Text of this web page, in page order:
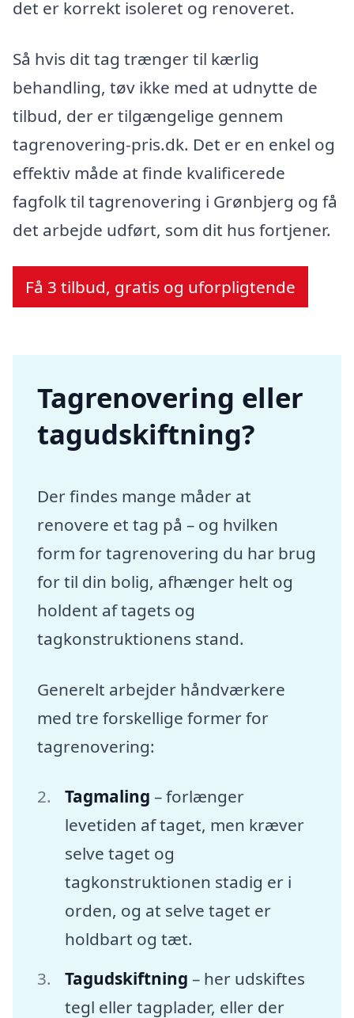
det er korrekt isoleret og renoveret.
Så hvis dit tag trænger til kærlig
behandling, tøv ikke med at udnytte de
tilbud, der er tilgængelige gennem
tagrenovering-pris.dk. Det er en enkel og
effektiv måde at finde kvalificerede
fagfolk til tagrenovering i Grønbjerg og få
det arbejde udført, som dit hus fortjener.
Få 3 tilbud, gratis og uforpligtende
Tagrenovering eller
tagudskiftning?
Der findes mange måder at
renovere et tag på – og hvilken
form for tagrenovering du har brug
for til din bolig, afhænger helt og
holdent af tagets og
tagkonstruktionens stand.
Generelt arbejder håndværkere
med tre forskellige former for
tagrenovering:
Tagmaling – forlænger
levetiden af taget, men kræver
selve taget og
tagkonstruktionen stadig er i
orden, og at selve taget er
holdbart og tæt.
Tagudskiftning – her udskiftes
tegl eller tagplader, eller der